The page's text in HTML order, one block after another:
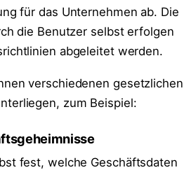
für das Unternehmen ab. Die
die Benutzer selbst erfolgen
abgeleitet werden.
verschiedenen gesetzlichen
zum Beispiel:
fest, welche Geschäftsdaten